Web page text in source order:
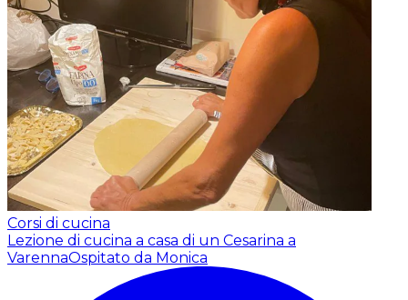
Corsi di cucina
Lezione di cucina a casa di un Cesarina a
VarennaOspitato da Monica